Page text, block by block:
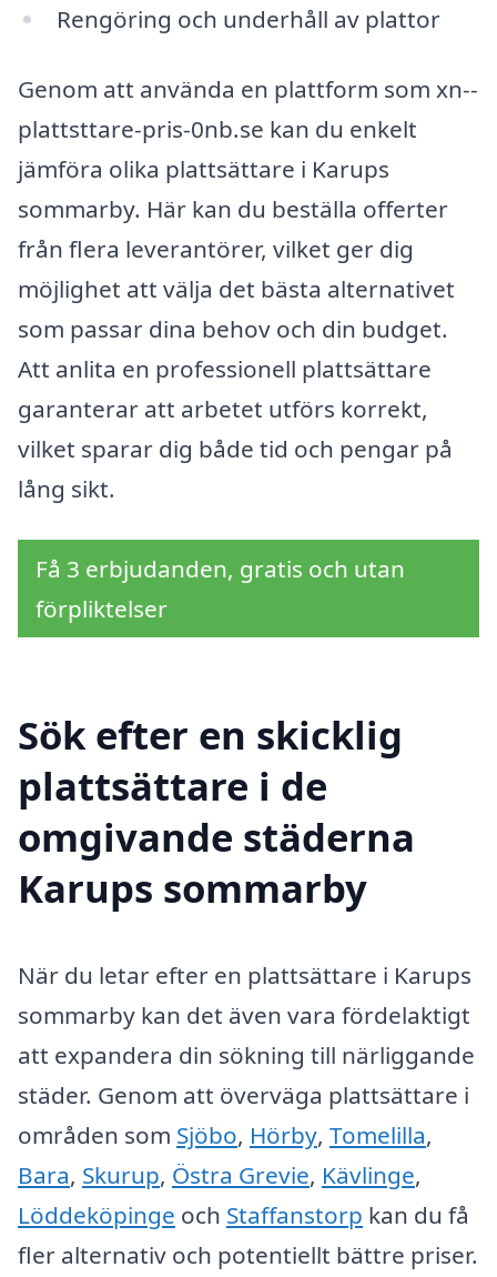
Rengöring och underhåll av plattor
Genom att använda en plattform som xn--
plattsttare-pris-0nb.se kan du enkelt
jämföra olika plattsättare i Karups
sommarby. Här kan du beställa offerter
från flera leverantörer, vilket ger dig
möjlighet att välja det bästa alternativet
som passar dina behov och din budget.
Att anlita en professionell plattsättare
garanterar att arbetet utförs korrekt,
vilket sparar dig både tid och pengar på
lång sikt.
Få 3 erbjudanden, gratis och utan
förpliktelser
Sök efter en skicklig
plattsättare i de
omgivande städerna
Karups sommarby
När du letar efter en plattsättare i Karups
sommarby kan det även vara fördelaktigt
att expandera din sökning till närliggande
städer. Genom att överväga plattsättare i
områden som Sjöbo, Hörby, Tomelilla,
Bara, Skurup, Östra Grevie, Kävlinge,
Löddeköpinge och Staffanstorp kan du få
fler alternativ och potentiellt bättre priser.